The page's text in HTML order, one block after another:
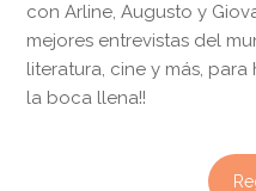
con Arline, Augusto y
mejores entrevistas del
literatura, cine y más,
la boca llena!!